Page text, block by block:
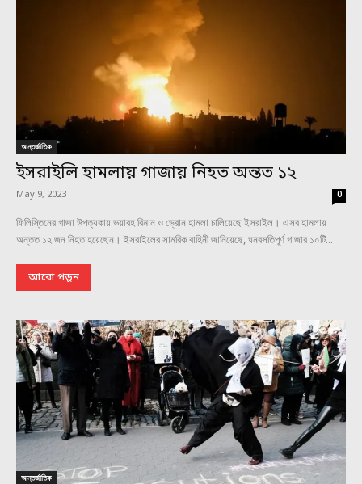
আন্তর্জাতিক
ইসরাইলি হামলায় গাজায় নিহত অন্তত ১২
May 9, 2023 0
ফিলিস্তিনের গাজা উপত্যকায় ভয়াবহ বিমান ও ড্রোন হামলা চালিয়েছে ইসরাইল। এসব হামলায়
অন্তত ১২ জন নিহত হয়েছেন। ইসরাইলের সামরিক বাহিনী জানিয়েছে, ঘনবসতিপূর্ণ গাজার ১০টি...
আরো পড়ুন
আন্তর্জাতিক